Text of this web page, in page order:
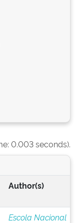
0.003 seconds).
Author(s)
Escola Nacional